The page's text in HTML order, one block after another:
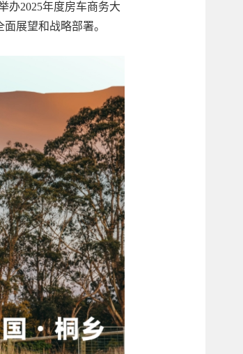
办2025年度房车商务大
展望和战略部署。